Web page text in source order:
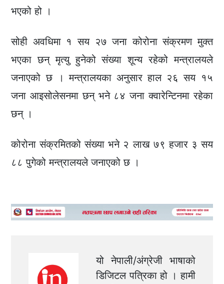
भएको हो ।
सोही अवधिमा १ सय २७ जना कोरोना संक्रमण मुक्त
भएका छन् मृत्यु हुनेको संख्या शून्य रहेको मन्त्रालयले
जनाएको छ । मन्त्रालयका अनुसार हाल २६ सय १५
जना आइसोलेसनमा छन् भने ८४ जना क्वारेन्टिनमा रहेका
छन् ।
कोरोना संक्रमितको संख्या भने २ लाख ७९ हजार ३ सय
८८ पुगेको मन्त्रालयले जनाएको छ ।
यो नेपाली/अंग्रेजी भाषाको
डिजिटल पत्रिका हो । हामी